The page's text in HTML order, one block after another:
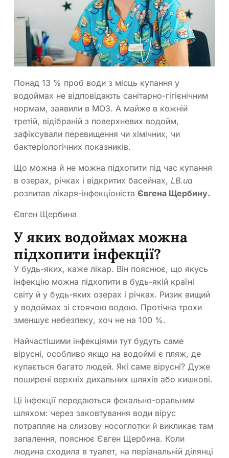
Понад 13 % проб води з місць купання у
водоймах не відповідають санітарно-гігієнічним
нормам, заявили в МОЗ. А майже в кожній
третій, відібраній з поверхневих водойм,
зафіксували перевищення чи хімічних, чи
бактеріологічних показників.
Що можна й не можна підхопити під час купання
в озерах, річках і відкритих басейнах, LB.ua
розпитав лікаря-інфекціоніста Євгена Щербину.
Євген Щербина
У яких водоймах можна
підхопити інфекції?
У будь-яких, каже лікар. Він пояснює, що якусь
інфекцію можна підхопити в будь-якій країні
світу й у будь-яких озерах і річках. Ризик вищий
у водоймах зі стоячою водою. Протічна трохи
зменшує небезпеку, хоч не на 100 %.
Найчастішими інфекціями тут будуть саме
вірусні, особливо якщо на водоймі є пляж, де
купається багато людей. Які саме вірусні? Дуже
поширені верхніх дихальних шляхів або кишкові.
Ці інфекції передаються фекально-оральним
шляхом: через заковтування води вірус
потрапляє на слизову носоглотки й викликає там
запалення, пояснює Євген Щербина. Коли
людина сходила в туалет, на періанальній ділянці